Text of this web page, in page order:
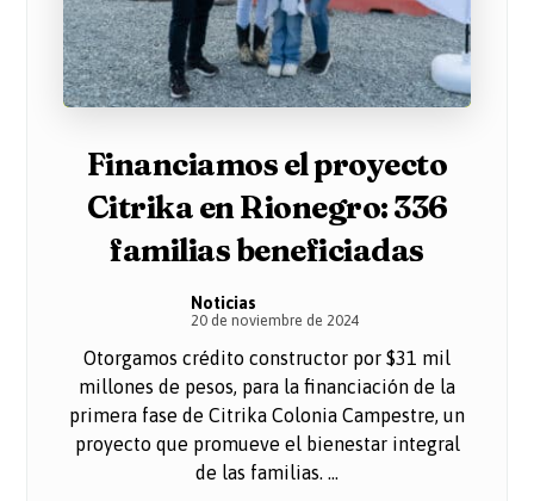
Financiamos el proyecto
Citrika en Rionegro: 336
familias beneficiadas
Noticias
20 de noviembre de 2024
Otorgamos crédito constructor por $31 mil
millones de pesos, para la financiación de la
primera fase de Citrika Colonia Campestre, un
proyecto que promueve el bienestar integral
de las familias. ...